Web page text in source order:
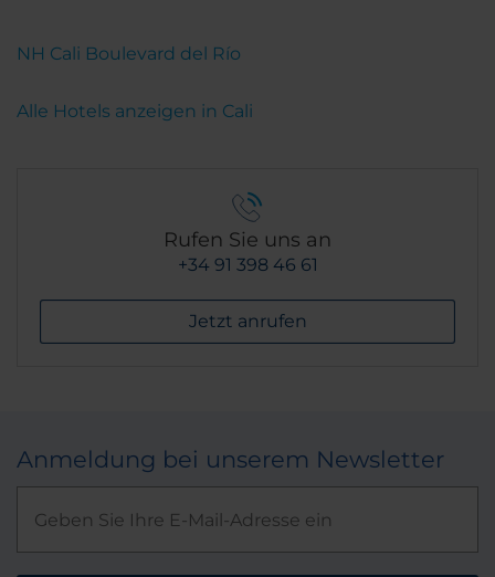
NH Cali Boulevard del Río
Alle Hotels anzeigen in Cali
Rufen Sie uns an
+34 91 398 46 61
Jetzt anrufen
Anmeldung bei unserem Newsletter